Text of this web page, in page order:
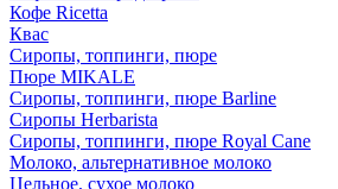
Кофе Ricetta
Квас
Сиропы, топпинги, пюре
Пюре MIKALE
Сиропы, топпинги, пюре Barline
Сиропы Herbarista
Сиропы, топпинги, пюре Royal Cane
Молоко, альтернативное молоко
Цельное, сухое молоко